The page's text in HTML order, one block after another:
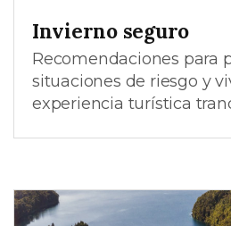
Invierno seguro
Recomendaciones para
situaciones de riesgo y
experiencia turística